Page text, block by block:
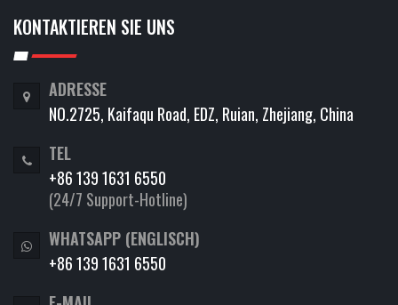
KONTAKTIEREN SIE UNS
ADRESSE
NO.2725, Kaifaqu Road, EDZ, Ruian, Zhejiang, China
TEL
+86 139 1631 6550
(24/7 Support-Hotline)
WHATSAPP (ENGLISCH)
+86 139 1631 6550